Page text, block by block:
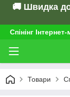
🚚 Швидка
Спінінг
Товари